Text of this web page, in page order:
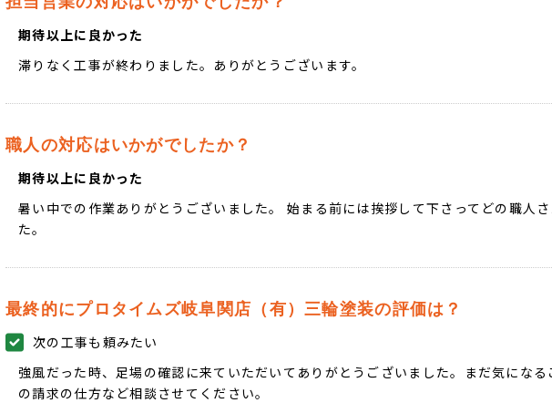
期待以上に良かった
滞りなく工事が終わりました。ありがとうございます。
職人の対応はいかがでしたか？
期待以上に良かった
暑い中での作業ありがとうございました。 始まる前には挨拶して下さってどの職人
た。
最終的にプロタイムズ岐阜関店（有）三輪塗装の評価は？
次の工事も頼みたい
強風だった時、足場の確認に来ていただいてありがとうございました。まだ気にな
の請求の仕方など相談させてください。